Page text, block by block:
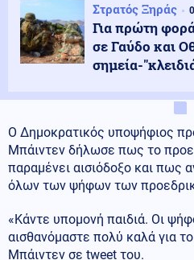
Στρατός Ξηράς
Για πρώτη
σε Γαύδο και
σημεία-
Ο Δημοκρατικός υποψήφιος
Μπάιντεν δήλωσε πως το
παραμένει αισιόδοξο και πως
όλων των ψήφων των
«Κάντε υπομονή παιδιά. Οι
αισθανόμαστε πολύ καλά για
Μπάιντεν σε tweet του.